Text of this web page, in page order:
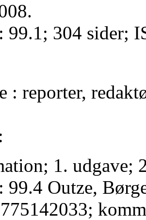
99.1; 304 sider;
: reporter,
1. udgave;
99.4 Outze,